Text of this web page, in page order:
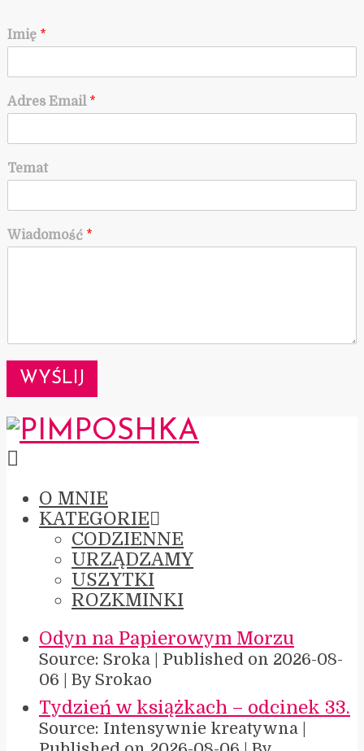
Imię *
Adres Email *
Temat
Wiadomość *
WYŚLIJ
O MNIE
KATEGORIE
CODZIENNE
URZĄDZAMY
USZYTKI
ROZKMINKI
Odyn na Papierowym Morzu
Source: Sroka
Published on 2026-08-
06
By Srokao
Tydzień w książkach – odcinek 33.
Source: Intensywnie kreatywna